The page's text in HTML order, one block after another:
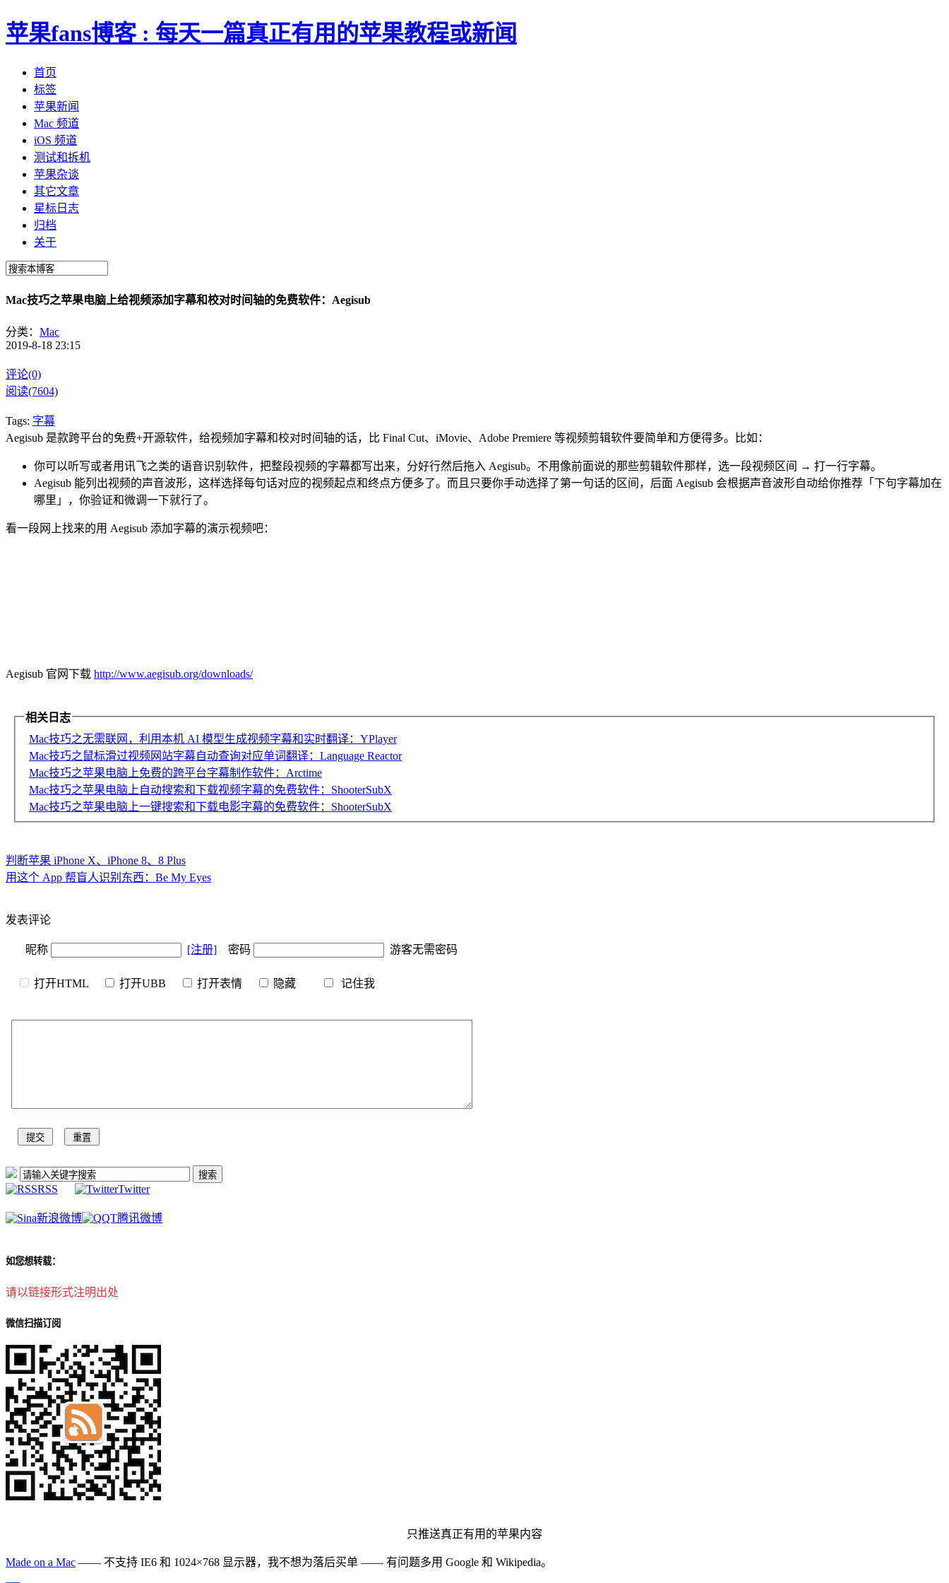
苹果fans博客 : 每天一篇真正有用的苹果教程或新闻
首页
标签
苹果新闻
Mac 频道
iOS 频道
测试和拆机
苹果杂谈
其它文章
星标日志
归档
关于
Mac技巧之苹果电脑上给视频添加字幕和校对时间轴的免费软件：Aegisub
分类： Mac
2019-8-18 23:15
评论(0)
阅读(7604)
Tags: 字幕
Aegisub 是款跨平台的免费+开源软件，给视频加字幕和校对时间轴的话，比 Final Cut、iMovie、Adobe Premiere 等视频剪辑软件要简单和方便得多。比如：
你可以听写或者用讯飞之类的语音识别软件，把整段视频的字幕都写出来，分好行然后拖入 Aegisub。不用像前面说的那些剪辑软件那样，选一段视频区间 → 打一行字幕。
Aegisub 能列出视频的声音波形，这样选择每句话对应的视频起点和终点方便多了。而且只要你手动选择了第一句话的区间，后面 Aegisub 会根据声音波形自动给你推荐「下句字幕加在
哪里」，你验证和微调一下就行了。
看一段网上找来的用 Aegisub 添加字幕的演示视频吧：
Aegisub 官网下载 http://www.aegisub.org/downloads/
相关日志
Mac技巧之无需联网，利用本机 AI 模型生成视频字幕和实时翻译：YPlayer
Mac技巧之鼠标滑过视频网站字幕自动查询对应单词翻译：Language Reactor
Mac技巧之苹果电脑上免费的跨平台字幕制作软件：Arctime
Mac技巧之苹果电脑上自动搜索和下载视频字幕的免费软件：ShooterSubX
Mac技巧之苹果电脑上一键搜索和下载电影字幕的免费软件：ShooterSubX
判断苹果 iPhone X、iPhone 8、8 Plus
用这个 App 帮盲人识别东西：Be My Eyes
发表评论
昵称 [注册] 密码 游客无需密码
打开HTML 打开UBB 打开表情 隐藏 记住我
RSS Twitter
新浪微博 腾讯微博
如您想转载：
请以链接形式注明出处
微信扫描订阅
只推送真正有用的苹果内容
Made on a Mac —— 不支持 IE6 和 1024×768 显示器，我不想为落后买单 —— 有问题多用 Google 和 Wikipedia。